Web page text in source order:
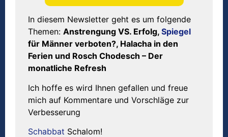
In diesem Newsletter geht es um folgende
Themen: Anstrengung VS. Erfolg, Spiegel
für Männer verboten?, Halacha in den
Ferien und Rosch Chodesch – Der
monatliche Refresh
Ich hoffe es wird Ihnen gefallen und freue
mich auf Kommentare und Vorschläge zur
Verbesserung
Schabbat Schalom!